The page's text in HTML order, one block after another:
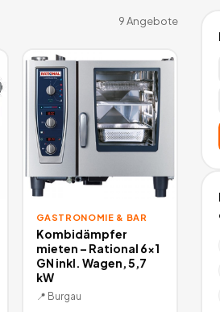
9Angebote
GASTRONOMIE & BAR
Kombidämpfer
mieten – Rational 6x1
GN inkl. Wagen, 5,7
kW
📍 Burgau